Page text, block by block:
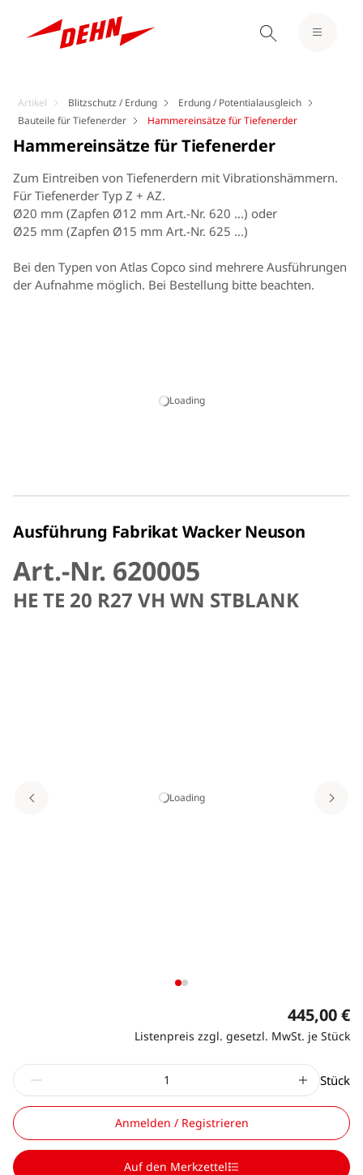
Artikel Blitzschutz / Erdung
Erdung / Potentialausgleich
Bauteile für Tiefenerder
Hammereinsätze für Tiefenerder
Loading
Hammereinsätze für Tiefenerder
Zum Eintreiben von Tiefenerdern mit Vibrationshämmern.
Für Tiefenerder Typ Z + AZ.
Ø20 mm (Zapfen Ø12 mm Art.-Nr. 620 ...) oder
Ø25 mm (Zapfen Ø15 mm Art.-Nr. 625 ...)
Bei den Typen von Atlas Copco sind mehrere Ausführungen
der Aufnahme möglich. Bei Bestellung bitte beachten.
Ausführung Fabrikat Wacker Neuson
Art.-Nr. 620005
HE TE 20 R27 VH WN STBLANK
Loading
445,00 €
Listenpreis zzgl. gesetzl. MwSt. je Stück
Stück
Anmelden / Registrieren
Auf den Merkzettel